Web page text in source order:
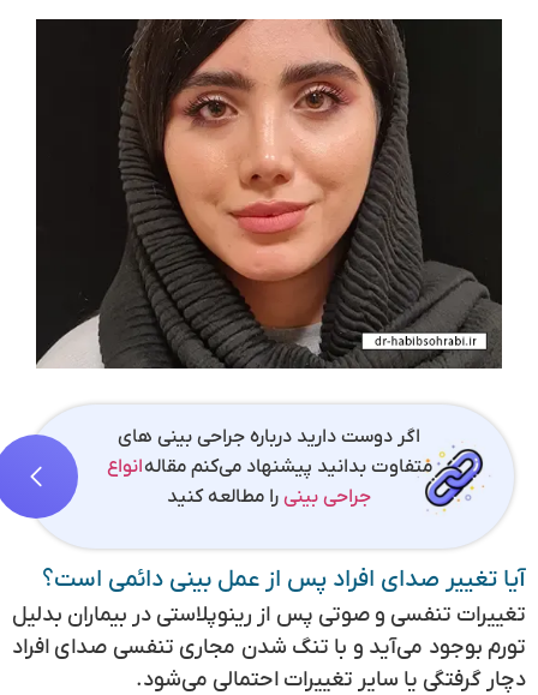
اگر دوست دارید درباره جراحی بینی های
متفاوت بدانید پیشنهاد می‌کنم مقالهانواع
جراحی بینیرا مطالعه کنید
آیا تغییر صدای افراد پس از عمل بینی دائمی است؟
تغییرات تنفسی و صوتی پس از رینوپلاستی در بیماران بدلیل
تورم بوجود می‌آید و با تنگ شدن مجاری تنفسی صدای افراد
دچار گرفتگی یا سایر تغییرات احتمالی می‌شود.